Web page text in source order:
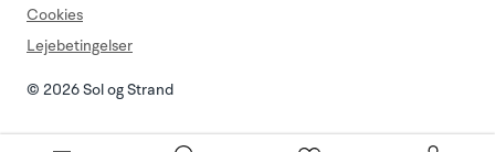
© 2026 Sol og Strand
Cookies
Lejebetingelser